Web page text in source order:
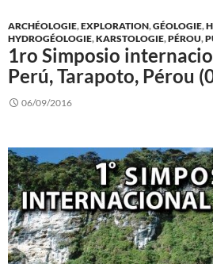
ARCHÉOLOGIE,EXPLORATION,GÉOLOGIE,
HYDROGÉOLOGIE,KARSTOLOGIE,PÉROU,
1ro Simposio
Perú, Tarapoto, Pérou
06/09/2016